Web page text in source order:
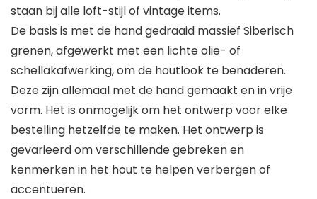
staan ​​bij alle loft-stijl of vintage items.
De basis is met de hand gedraaid massief Siberisch
grenen, afgewerkt met een lichte olie- of
schellakafwerking, om de houtlook te benaderen.
Deze zijn allemaal met de hand gemaakt en in vrije
vorm. Het is onmogelijk om het ontwerp voor elke
bestelling hetzelfde te maken. Het ontwerp is
gevarieerd om verschillende gebreken en
kenmerken in het hout te helpen verbergen of
accentueren.